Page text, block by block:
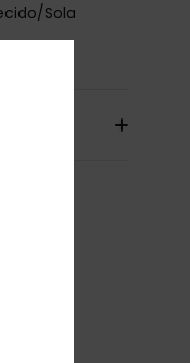
Sola